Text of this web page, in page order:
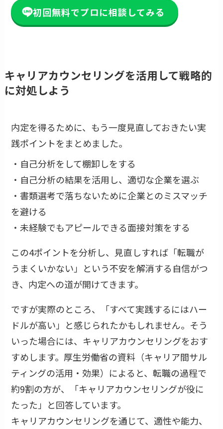
初回無料でプロに相談してみる
キャリアカウンセリングを活用して戦略的
に対処しよう
内定を得るために、もう一度見直しておきたい実
践ポイントをまとめました。
・自己分析をして棚卸しをする
・自己分析の結果を活用し、適切な企業を選ぶ
・書類選考で落ちないために企業とのミスマッチ
を避ける
・未経験でもアピールできる面接対策をする
この4ポイントを分析し、見直しすれば「転職が
うまくいかない」という不安を解消する自信がつ
き、内定への道が開けてきます。
ですが実際のところ、「すべて実践するにはハー
ドルが高い」と感じられたかもしれません。そう
いった場合には、キャリアカウンセリングをおす
すめします。厚生労働省の資料（キャリア間サル
ティングの活用・効果）によると、転職の過程で
約9割の方が、「キャリアカウンセリングが役に
たった」と回答しています。
キャリアカウンセリングを通じて、適性や能力、